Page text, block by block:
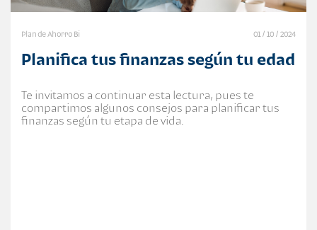
Plan de Ahorro Bi 01 / 10 / 2024
Planifica tus finanzas según tu edad
Te invitamos a continuar esta lectura, pues te
compartimos algunos consejos para planificar tus
finanzas según tu etapa de vida.